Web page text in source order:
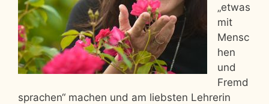
„etwas
mit
Mensc
hen
und
Fremd
sprachen“ machen und am liebsten Lehrerin